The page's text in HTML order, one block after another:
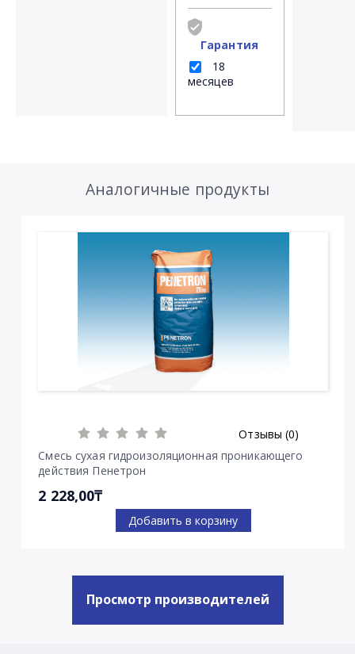
Гарантия
18
месяцев
Аналогичные продукты
Отзывы (0)
Смесь сухая гидроизоляционная проникающего
действия Пенетрон
2 228,00₸
Добавить в корзину
Просмотр производителей